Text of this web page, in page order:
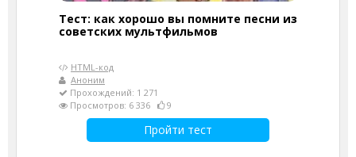
Тест: как хорошо вы помните песни из
советских мультфильмов
HTML-код
Аноним
Прохождений: 1 271
Просмотров: 6 336
9
Пройти тест